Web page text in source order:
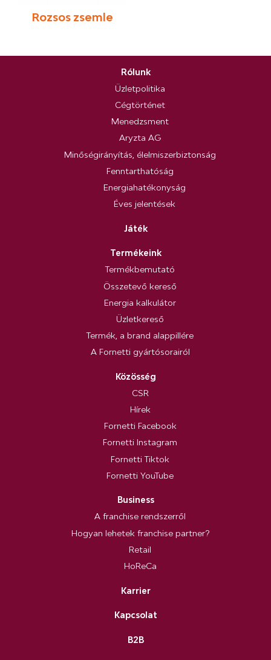
Rozsos zsemle
Rólunk
Üzletpolitika
Cégtörténet
Menedzsment
Aryzta AG
Minőségirányítás, élelmiszerbiztonság
Fenntarthatóság
Energiahatékonyság
Éves jelentések
Játék
Termékeink
Termékbemutató
Összetevő kereső
Energia kalkulátor
Üzletkereső
Termék, a brand alappillére
A Fornetti gyártósorairól
Közösség
CSR
Hírek
Fornetti Facebook
Fornetti Instagram
Fornetti Tiktok
Fornetti YouTube
Business
A franchise rendszerről
Hogyan lehetek franchise partner?
Retail
HoReCa
Karrier
Kapcsolat
B2B